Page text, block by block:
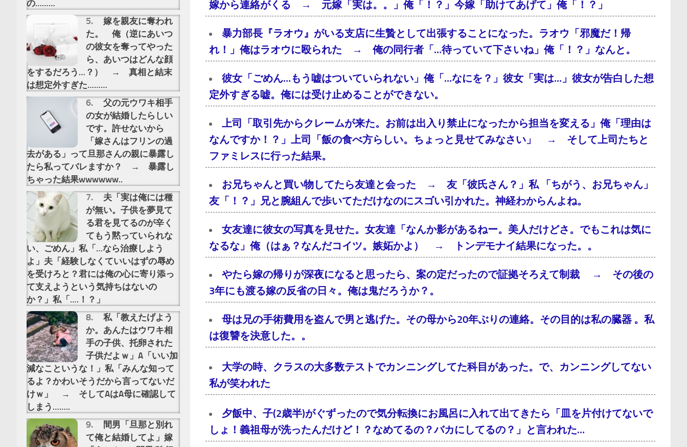
嫁から連絡がくる → 元嫁「実は。。」俺「！？」今嫁「助けてあげて」俺「！？」
暴力部長『ラオウ』がいる支店に生贄として出張することになった。ラオウ「邪魔だ！帰
れ！」俺はラオウに殴られた → 俺の同行者「…待っていて下さいね」俺「！？」なんと。
彼女「ごめん…もう嘘はついていられない」俺「…なにを？」彼女「実は…」彼女が告白した想
定外すぎる嘘。俺には受け止めることができない。
上司「取引先からクレームが来た。お前は出入り禁止になったから担当を変える」俺「理由は
なんですか！？」上司「飯の食べ方らしい。ちょっと見せてみなさい」 → そして上司たちと
ファミレスに行った結果。
お兄ちゃんと買い物してたら友達と会った → 友「彼氏さん？」私 「ちがう、お兄ちゃん」
友「！？」兄と腕組んで歩いてただけなのにスゴい引かれた。神経わからんよね。
女友達に彼女の写真を見せた。女友達「なんか影があるねー。美人だけどさ。でもこれは気に
なるな」俺（はぁ？なんだコイツ。嫉妬かよ） → トンデモナイ結果になった。。
やたら嫁の帰りが深夜になると思ったら、案の定だったので証拠そろえて制裁 → その後の
3年にも渡る嫁の反省の日々。俺は鬼だろうか？。
母は兄の手術費用を盗んで男と逃げた。その母から20年ぶりの連絡。その目的は私の臓器 。私
は復讐を決意した。。
大学の時、クラスの大多数テストでカンニングしてた科目があった。で、カンニングしてない
私が笑われた
夕飯中、子(2歳半)がぐずったので気分転換にお風呂に入れて出てきたら「皿を片付けてないで
しょ！義祖母が洗ったんだけど！？なめてるの？バカにしてるの？」と言われた…
の………
嫁を親友に奪われ
た。 俺（逆にあいつ
の彼女を奪ってやった
ら、あいつはどんな顔
をするだろう…？） → 真相と結末
は想定外すぎた………
父の元ウワキ相手
の女が結婚したらしい
です。許せないから
「嫁さんはフリンの過
去がある」って旦那さんの親に暴露し
たら私ってバレますか？ → 暴露し
ちゃった結果wwwwww..
夫「実は俺には種
が無い。子供を夢見て
る君を見てるのが辛く
てもう黙っていられな
い、ごめん」私「…なら治療しよう
よ」夫「経験しなくていいはずの辱め
を受けろと？君には俺の心に寄り添っ
て支えようという気持ちはないの
か？」私「….！？」
私「教えたげよう
か。あんたはウワキ相
手の子供、托卵された
子供だよｗ」A「いい加
減なこというな！」私「みんな知って
るよ？かわいそうだから言ってないだ
けｗ」 → そしてAはA母に確認して
しまう……..
間男「旦那と別れ
て俺と結婚してよ」嫁